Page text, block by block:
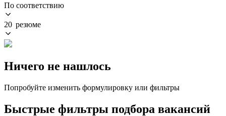
По соответствию
20 резюме
Ничего не нашлось
Попробуйте изменить формулировку или фильтры
Быстрые фильтры подбора вакансий